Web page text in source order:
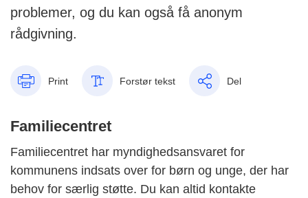
problemer, og du kan også få anonym
rådgivning.
Print Forstør tekst Del
Familiecentret
Familiecentret har myndighedsansvaret for
kommunens indsats over for børn og unge, der har
behov for særlig støtte. Du kan altid kontakte